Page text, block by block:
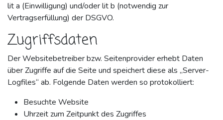
lit a (Einwilligung) und/oder lit b (notwendig zur
Vertragserfüllung) der DSGVO.
Zugriffsdaten
Der Websitebetreiber bzw. Seitenprovider erhebt Daten
über Zugriffe auf die Seite und speichert diese als „Server-
Logfiles“ ab. Folgende Daten werden so protokolliert:
Besuchte Website
Uhrzeit zum Zeitpunkt des Zugriffes